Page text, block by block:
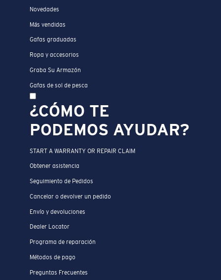
Novedades
Más vendidas
Gafas graduadas
Ropa y accesorios
Graba Su Armazón
Gafas de sol de pesca
¿CÓMO TE
PODEMOS AYUDAR?
START A WARRANTY OR REPAIR CLAIM
Obtener asistencia
Seguimiento de Pedidos
Cancelar o devolver un pedido
Envío y devoluciones
Dealer Locator
Programa de reparación
Métodos de pago
Preguntas Frecuentes